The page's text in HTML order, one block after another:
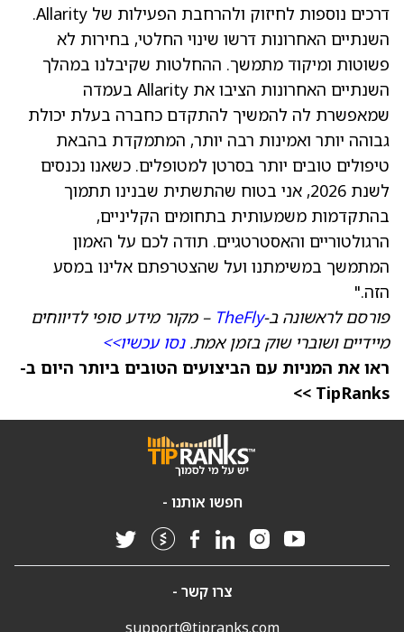
דרכים נוספות לחיזוק ולהרחבת הפעילות של Allarity.
השנתיים האחרונות דרשו שינוי החלטי, בחירות לא
פשוטות ומיקוד מתמשך. ההחלטות שקיבלנו במהלך
השנתיים האחרונות הציבו את Allarity בעמדה
שמאפשרת לה להמשיך להתקדם כחברה בעלת יכולת
גבוהה יותר ואמינות רבה יותר, המתמקדת בהבאת
טיפולים טובים יותר בסרטן למטופלים. כשאנו נכנסים
לשנת 2026, אני בטוח שהתשתית שבנינו תתמוך
בהתקדמות משמעותית בתחומים הקליניים,
הרגולטוריים והאסטרטגיים. תודה לכם על האמון
המתמשך במשימתנו ועל שהצטרפתם אלינו במסע
הזה."
פורסם לראשונה ב-TheFly – מקור מידע סופי לדיווחים
מיידיים ושוברי שוק בזמן אמת.נסו עכשיו>>
ראו את המניות עם הביצועים הטובים ביותר היום ב-
TipRanks >>
חפשו אותנו -
צרו קשר -
support@tipranks.com